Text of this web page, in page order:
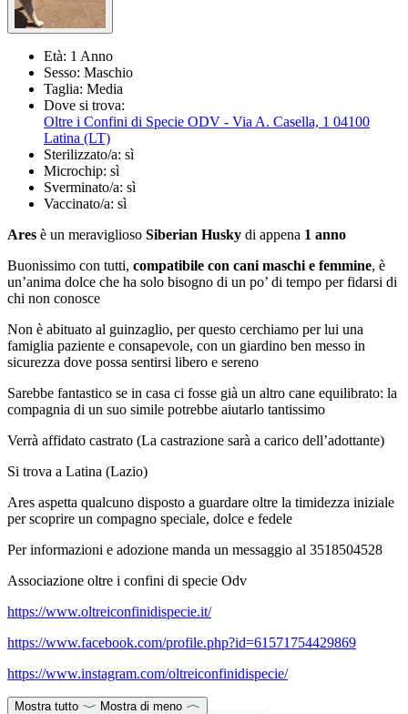
Età: 1 Anno
Sesso: Maschio
Taglia: Media
Dove si trova:
Oltre i Confini di Specie ODV - Via A. Casella, 1 04100
Latina (LT)
Sterilizzato/a: sì
Microchip: sì
Sverminato/a: sì
Vaccinato/a: sì
Ares è un meraviglioso Siberian Husky di appena 1 anno
Buonissimo con tutti, compatibile con cani maschi e femmine, è
un’anima dolce che ha solo bisogno di un po’ di tempo per fidarsi di
chi non conosce
Non è abituato al guinzaglio, per questo cerchiamo per lui una
famiglia paziente e consapevole, con un giardino ben messo in
sicurezza dove possa sentirsi libero e sereno
Sarebbe fantastico se in casa ci fosse già un altro cane equilibrato: la
compagnia di un suo simile potrebbe aiutarlo tantissimo
Verrà affidato castrato (La castrazione sarà a carico dell’adottante)
Si trova a Latina (Lazio)
Ares aspetta qualcuno disposto a guardare oltre la timidezza iniziale
per scoprire un compagno speciale, dolce e fedele
Per informazioni e adozione manda un messaggio al 3518504528
Associazione oltre i confini di specie Odv
https://www.oltreiconfinidispecie.it/
https://www.facebook.com/profile.php?id=61571754429869
https://www.instagram.com/oltreiconfinidispecie/
Mostra tutto
Mostra di meno